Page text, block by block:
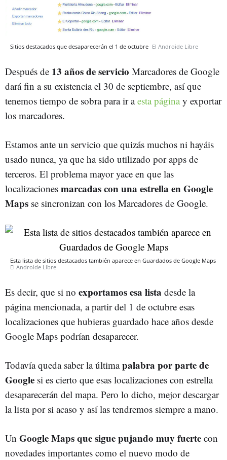
Sitios destacados que desaparecerán el 1 de octubre El Androide Libre
Después de 13 años de servicio Marcadores de Google
dará fin a su existencia el 30 de septiembre, así que
tenemos tiempo de sobra para ir aesta páginay exportar
los marcadores.
Estamos ante un servicio que quizás muchos ni hayáis
usado nunca, ya que ha sido utilizado por apps de
terceros. El problema mayor yace en que las
localizaciones marcadas con una estrella en Google
Maps se sincronizan con los Marcadores de Google.
Esta lista de sitios destacados también aparece en Guardados de Google Maps
El Androide Libre
Es decir, que si no exportamos esa lista desde la
página mencionada, a partir del 1 de octubre esas
localizaciones que hubieras guardado hace años desde
Google Maps podrían desaparecer.
Todavía queda saber la últimapalabra por parte de
Google si es cierto que esas localizaciones con estrella
desaparecerán del mapa. Pero lo dicho, mejor descargar
la lista por si acaso y así las tendremos siempre a mano.
Un Google Maps que sigue pujando muy fuerte con
novedades importantes como el nuevo modo de